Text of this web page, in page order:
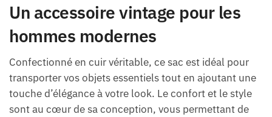
Un accessoire vintage pour les
hommes modernes
Confectionné en cuir véritable, ce sac est idéal pour
transporter vos objets essentiels tout en ajoutant une
touche d’élégance à votre look. Le confort et le style
sont au cœur de sa conception, vous permettant de